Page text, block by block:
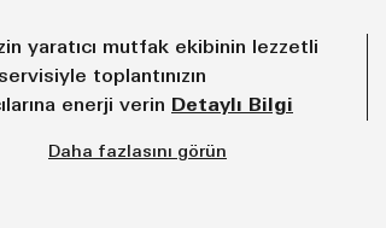
yaratıcı mutfak ekibinin lezzetli
toplantınızın
enerji verin Detaylı Bilgi
Daha fazlasını görün